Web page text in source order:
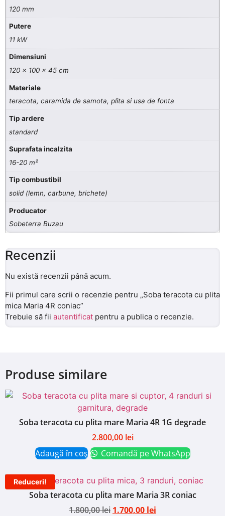
120 mm
Putere
11 kW
Dimensiuni
120 x 100 x 45 cm
Materiale
teracota, caramida de samota, plita si usa de fonta
Tip ardere
standard
Suprafata incalzita
16-20 m²
Tip combustibil
solid (lemn, carbune, brichete)
Producator
Sobeterra Buzau
Recenzii
Nu există recenzii până acum.
Fii primul care scrii o recenzie pentru „Soba teracota cu plita
mica Maria 4R coniac”
Trebuie să fii autentificat pentru a publica o recenzie.
Produse similare
Soba teracota cu plita mare Maria 4R 1G degrade
2.800,00 lei
Adaugă în coș
Comandă pe WhatsApp
Reduceri!
Soba teracota cu plita mare Maria 3R coniac
1.800,00lei 1.700,00 lei